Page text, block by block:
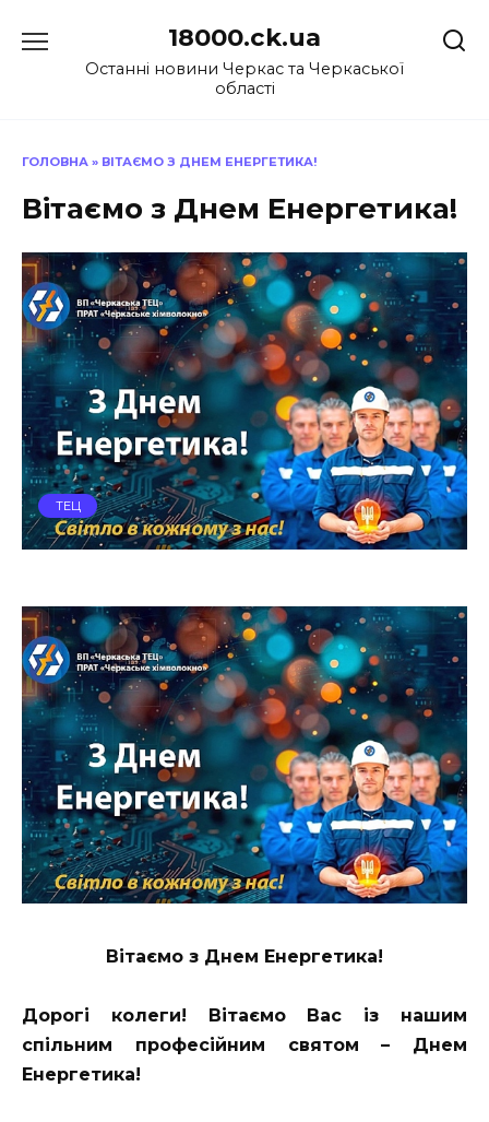
до
18000.ck.ua
Останні новини Черкас та Черкаської
області
ГОЛОВНА » ВІТАЄМО З ДНЕМ ЕНЕРГЕТИКА!
Вітаємо з Днем Енергетика!
ТЕЦ
Вітаємо з Днем Енергетика!
Дорогі колеги! Вітаємо Вас із нашим
спільним професійним святом – Днем
Енергетика!